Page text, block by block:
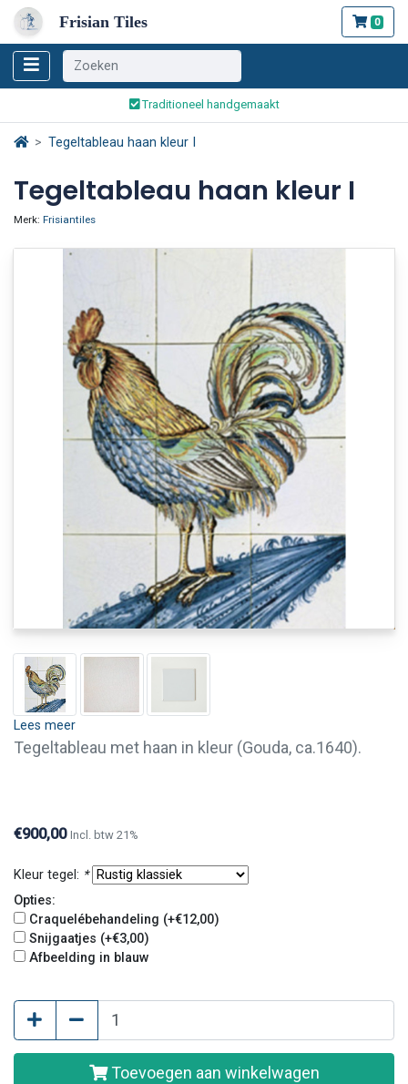
Frisian Tiles 0
Wereldwijde verzending
Traditioneel handgemaakt
Veilig bestellen en betalen
Wereldwijde verzending
Tegeltableau haan kleur I
Tegeltableau haan kleur I
Merk: Frisiantiles
Lees meer
Tegeltableau met haan in kleur (Gouda, ca.1640).
€900,00 Incl. btw 21%
Kleur tegel: *
Opties:
Craquelébehandeling (+€12,00)
Snijgaatjes (+€3,00)
Afbeelding in blauw
Toevoegen aan winkelwagen